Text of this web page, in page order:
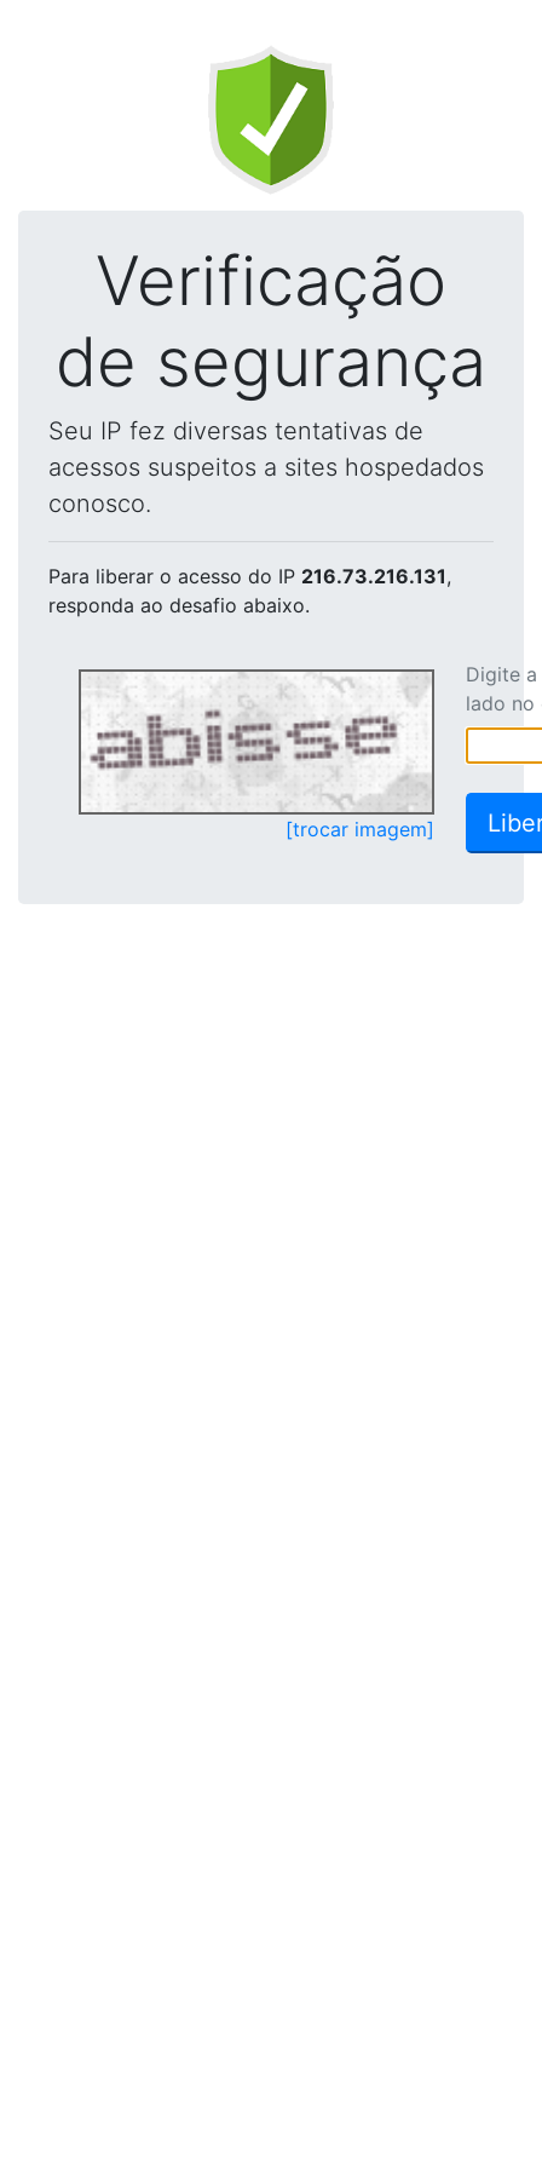
Verificação
de segurança
Seu IP fez diversas tentativas de
acessos suspeitos a sites hospedados
conosco.
Para liberar o acesso do IP 216.73.216.131,
responda ao desafio abaixo.
[trocar imagem]
Digite
lado no